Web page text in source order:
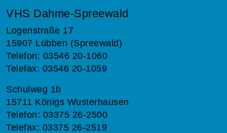
VHS Dahme-Spreewald
Logenstraße 17
15907 Lübben (Spreewald)
Telefon: 03546 20-1060
Telefax: 03546 20-1059
Schulweg 1b
15711 Königs Wusterhausen
Telefon: 03375 26-2500
Telefax: 03375 26-2519